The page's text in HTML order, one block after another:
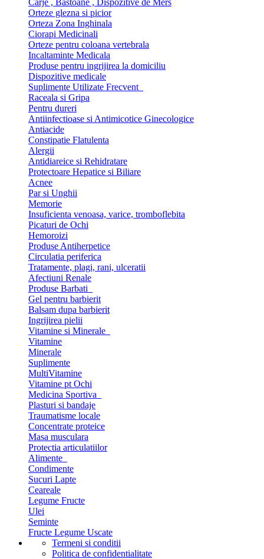
Carje , Bastoane , Dispozitive de Mers
Orteze glezna si picior
Orteza Zona Inghinala
Ciorapi Medicinali
Orteze pentru coloana vertebrala
Incaltaminte Medicala
Produse pentru ingrijirea la domiciliu
Dispozitive medicale
Suplimente Utilizate Frecvent
Raceala si Gripa
Pentru dureri
Antiinfectioase si Antimicotice Ginecologice
Antiacide
Constipatie Flatulenta
Alergii
Antidiareice si Rehidratare
Protectoare Hepatice si Biliare
Acnee
Par si Unghii
Memorie
Insuficienta venoasa, varice, tromboflebita
Picaturi de Ochi
Hemoroizi
Produse Antiherpetice
Circulatia periferica
Tratamente, plagi, rani, ulceratii
Afectiuni Renale
Produse Barbati
Gel pentru barbierit
Balsam dupa barbierit
Ingrijirea pielii
Vitamine si Minerale
Vitamine
Minerale
Suplimente
MultiVitamine
Vitamine pt Ochi
Medicina Sportiva
Plasturi si bandaje
Traumatisme locale
Concentrate proteice
Masa musculara
Protectia articulatiilor
Alimente
Condimente
Sucuri Lapte
Ceareale
Legume Fructe
Ulei
Seminte
Fructe Legume Uscate
Termeni si conditii
Politica de confidentialitate